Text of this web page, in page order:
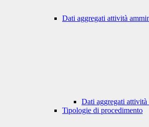
Dati aggregati attività
Dati aggregati attività
Tipologie di procedimento